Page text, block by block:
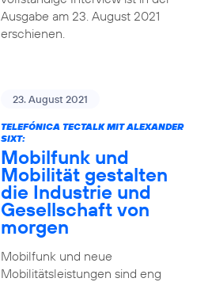
Ausgabe am 23. August 2021
erschienen.
23. August 2021
TELEFÓNICA TECTALK MIT ALEXANDER
SIXT:
Mobilfunk und
Mobilität gestalten
die Industrie und
Gesellschaft von
morgen
Mobilfunk und neue
Mobilitätsleistungen sind eng